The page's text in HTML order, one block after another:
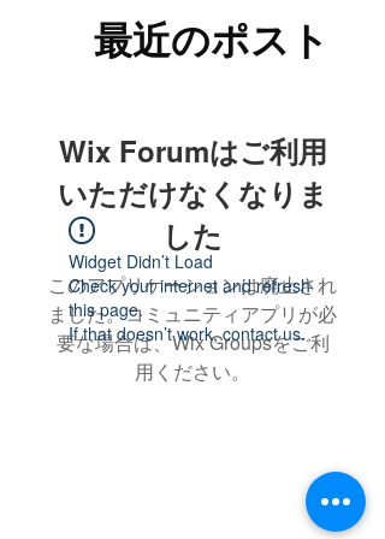
最近のポスト
Wix Forumはご利用
いただけなくなりま
した
このアプリケーションは廃止され
ました。コミュニティアプリが必
要な場合は、Wix Groupsをご利
用ください。
Widget Didn’t Load
Check your internet and refresh
this page.
If that doesn’t work, contact us.